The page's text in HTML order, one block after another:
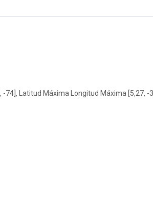
74], Latitud Máxima Longitud Máxima [5,27, -